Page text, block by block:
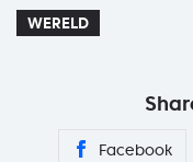
WERELD
Facebook